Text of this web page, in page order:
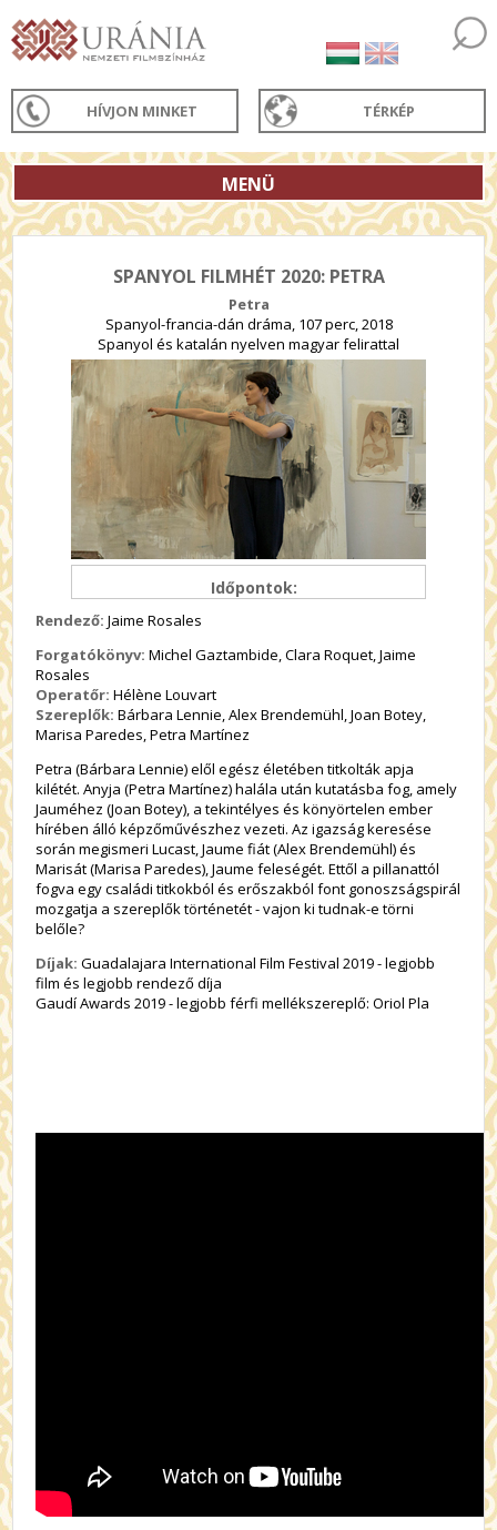
HÍVJON MINKET TÉRKÉP
MENÜ
SPANYOL FILMHÉT 2020: PETRA
Petra
Spanyol-francia-dán dráma, 107 perc, 2018
Spanyol és katalán nyelven magyar felirattal
Időpontok:
Rendező: Jaime Rosales
Forgatókönyv: Michel Gaztambide, Clara Roquet, Jaime
Rosales
Operatőr: Hélène Louvart
Szereplők: Bárbara Lennie, Alex Brendemühl, Joan Botey,
Marisa Paredes, Petra Martínez
Petra (Bárbara Lennie) elől egész életében titkolták apja
kilétét. Anyja (Petra Martínez) halála után kutatásba fog, amely
Jauméhez (Joan Botey), a tekintélyes és könyörtelen ember
hírében álló képzőművészhez vezeti. Az igazság keresése
során megismeri Lucast, Jaume fiát (Alex Brendemühl) és
Marisát (Marisa Paredes), Jaume feleségét. Ettől a pillanattól
fogva egy családi titkokból és erőszakból font gonoszságspirál
mozgatja a szereplők történetét - vajon ki tudnak-e törni
belőle?
Díjak: Guadalajara International Film Festival 2019 - legjobb
film és legjobb rendező díja
Gaudí Awards 2019 - legjobb férfi mellékszereplő: Oriol Pla